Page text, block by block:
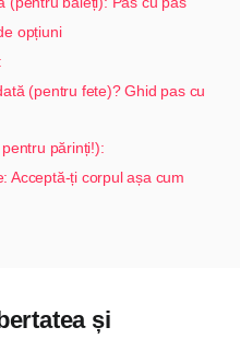
opțiuni
(pentru fete)? Ghid pas cu
părinți!):
Acceptă-ți corpul așa cum
și